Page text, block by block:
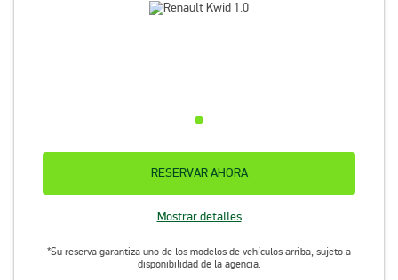
RESERVAR AHORA
Mostrar detalles
*Su reserva garantiza uno de los modelos de vehículos arriba, sujeto a
disponibilidad de la agencia.